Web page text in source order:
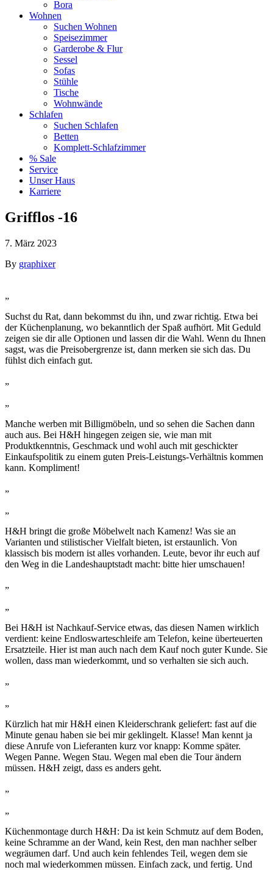
Bora
Wohnen
Suchen Wohnen
Speisezimmer
Garderobe & Flur
Sessel
Sofas
Stühle
Tische
Wohnwände
Schlafen
Suchen Schlafen
Betten
Komplett-Schlafzimmer
% Sale
Service
Unser Haus
Karriere
Grifflos -16
7. März 2023
By graphixer
„
Suchst du Rat, dann bekommst du ihn, und zwar richtig. Etwa bei
der Küchenplanung, wo bekanntlich der Spaß aufhört. Mit Geduld
zeigen sie dir alle Optionen und lassen dir die Wahl. Wenn du Ihnen
sagst, was die Preisobergrenze ist, dann merken sie sich das. Du
fühlst dich einfach gut.
„
„
Manche werben mit Billigmöbeln, und so sehen die Sachen dann
auch aus. Bei H&H hingegen zeigen sie, wie man mit
Produktkenntnis, Geschmack und wohl auch mit geschickter
Einkaufspolitik zu einem guten Preis-Leistungs-Verhältnis kommen
kann. Kompliment!
„
„
H&H bringt die große Möbelwelt nach Kamenz! Was sie an
Varianten und stilistischer Vielfalt bieten, ist erstaunlich. Von
klassisch bis modern ist alles vorhanden. Leute, bevor ihr euch auf
den Weg in die Landeshauptstadt macht: bitte hier umschauen!
„
„
Bei H&H ist Nachkauf-Service etwas, das diesen Namen wirklich
verdient: keine Endloswarteschleife am Telefon, keine überteuerten
Ersatzteile. Hier ist man auch nach dem Kauf noch guter Kunde. Sie
wollen, dass man wiederkommt, und so verhalten sie sich auch.
„
„
Kürzlich hat mir H&H einen Kleiderschrank geliefert: fast auf die
Minute genau haben sie bei mir geklingelt. Klasse! Man kennt ja
diese Anrufe von Lieferanten kurz vor knapp: Komme später.
Wegen Panne. Wegen Stau. Wegen mal eben die Tour ändern
müssen. H&H zeigt, dass es anders geht.
„
„
Küchenmontage durch H&H: Da ist kein Schmutz auf dem Boden,
keine Schramme an der Wand, kein Rest, den man nachher selber
wegräumen darf. Und auch kein fehlendes Teil, wegen dem sie
noch mal wiederkommen müssen. Einfach zack, und fertig. Und